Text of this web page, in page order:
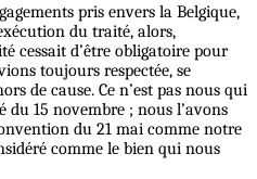
pris envers la Belgique,
du traité, alors,
cessait d’être obligatoire pour
toujours respectée, se
de cause. Ce n’est pas nous qui
du 15 novembre ; nous l’avons
du 21 mai comme notre
comme le bien qui nous